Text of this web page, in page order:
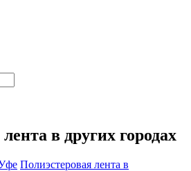
в других городах
Полиэстеровая лента в